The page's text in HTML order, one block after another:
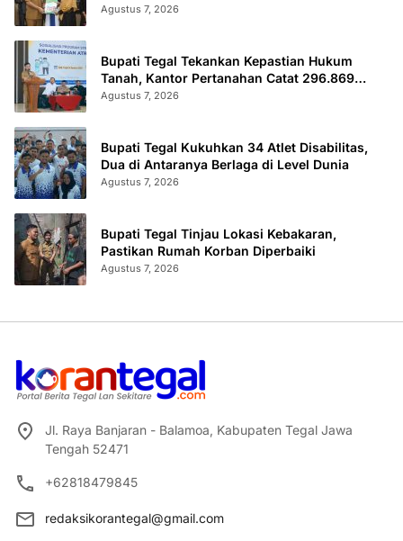
Agustus 7, 2026
Bupati Tegal Tekankan Kepastian Hukum
Tanah, Kantor Pertanahan Catat 296.869
Sertifikat Terbit
Agustus 7, 2026
Bupati Tegal Kukuhkan 34 Atlet Disabilitas,
Dua di Antaranya Berlaga di Level Dunia
Agustus 7, 2026
Bupati Tegal Tinjau Lokasi Kebakaran,
Pastikan Rumah Korban Diperbaiki
Agustus 7, 2026
Jl. Raya Banjaran - Balamoa, Kabupaten Tegal Jawa
Tengah 52471
+62818479845
redaksikorantegal@gmail.com